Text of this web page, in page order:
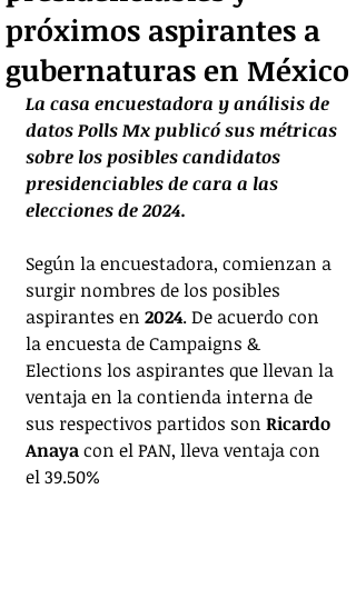
próximos aspirantes a
gubernaturas en México
La casa encuestadora y análisis de
datos Polls Mx publicó sus métricas
sobre los posibles candidatos
presidenciables de cara a las
elecciones de 2024.
Según la encuestadora, comienzan a
surgir nombres de los posibles
aspirantes en 2024. De acuerdo con
la encuesta de Campaigns &
Elections los aspirantes que llevan la
ventaja en la contienda interna de
sus respectivos partidos son Ricardo
Anaya con el PAN, lleva ventaja con
el 39.50%